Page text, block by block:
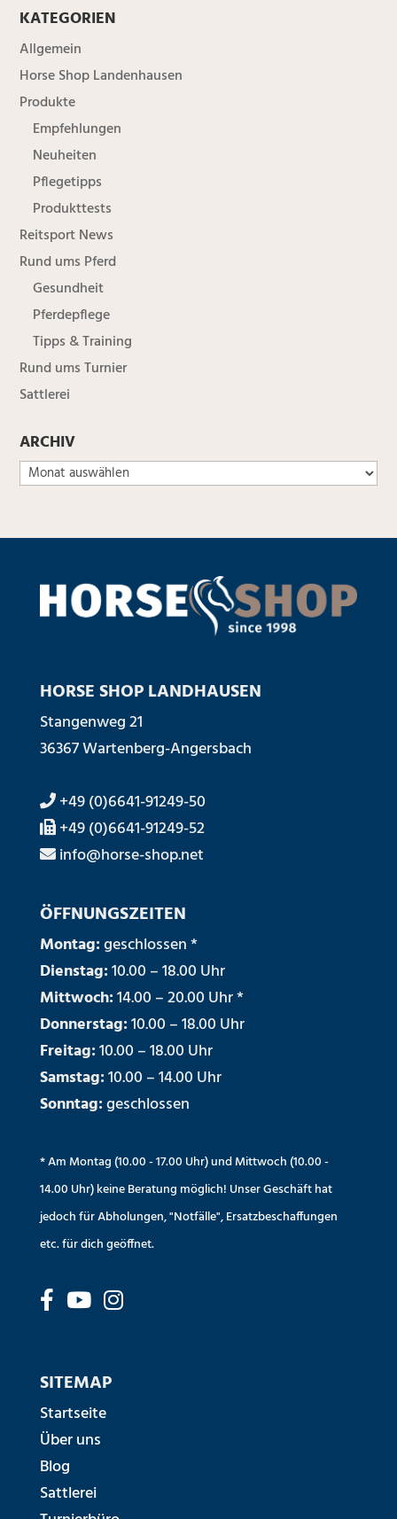
KATEGORIEN
Allgemein
Horse Shop Landenhausen
Produkte
Empfehlungen
Neuheiten
Pflegetipps
Produkttests
Reitsport News
Rund ums Pferd
Gesundheit
Pferdepflege
Tipps & Training
Rund ums Turnier
Sattlerei
ARCHIV
HORSE SHOP LANDHAUSEN
Stangenweg 21
36367 Wartenberg-Angersbach
+49 (0)6641-91249-50
+49 (0)6641-91249-52
info@horse-shop.net
ÖFFNUNGSZEITEN
Montag:geschlossen *
Dienstag:10.00 – 18.00 Uhr
Mittwoch:14.00 – 20.00 Uhr *
Donnerstag:10.00 – 18.00 Uhr
Freitag:10.00 – 18.00 Uhr
Samstag:10.00 – 14.00 Uhr
Sonntag:geschlossen
* Am Montag (10.00 - 17.00 Uhr) und Mittwoch (10.00 -
14.00 Uhr) keine Beratung möglich! Unser Geschäft hat
jedoch für Abholungen, "Notfälle", Ersatzbeschaffungen
etc. für dich geöffnet.
SITEMAP
Startseite
Über uns
Blog
Sattlerei